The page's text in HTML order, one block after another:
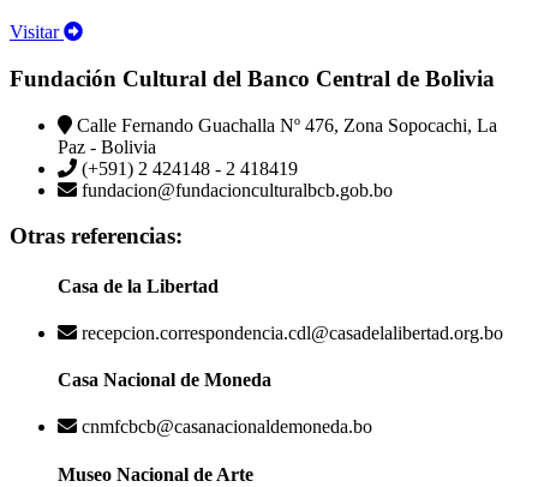
Visitar
Fundación Cultural del Banco Central de Bolivia
Calle Fernando Guachalla Nº 476, Zona Sopocachi, La
Paz - Bolivia
(+591) 2 424148 - 2 418419
fundacion@fundacionculturalbcb.gob.bo
Otras referencias:
Casa de la Libertad
recepcion.correspondencia.cdl@casadelalibertad.org.bo
Casa Nacional de Moneda
cnmfcbcb@casanacionaldemoneda.bo
Museo Nacional de Arte